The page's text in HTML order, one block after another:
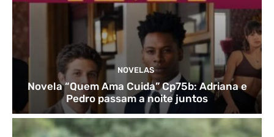
NOVELAS
Novela “Quem Ama Cuida” Cp75b: Adriana e
Pedro passam a noite juntos